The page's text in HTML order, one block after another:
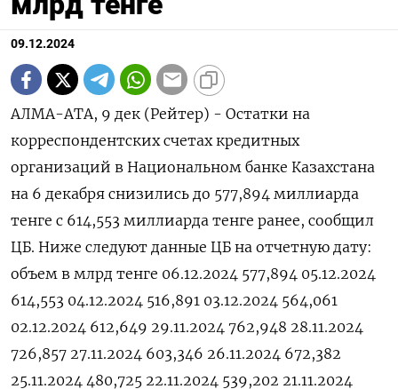
09.12.2024
АЛМА-АТА, 9 дек (Рейтер) - Остатки на
корреспондентских счетах кредитных
организаций в Национальном банке Казахстана
на 6 декабря снизились до 577,894 миллиарда
тенге с 614,553 миллиарда тенге ранее, сообщил
ЦБ. Ниже следуют данные ЦБ на отчетную дату:
объем в млрд тенге 06.12.2024 577,894 05.12.2024
614,553 04.12.2024 516,891 03.12.2024 564,061
02.12.2024 612,649 29.11.2024 762,948 28.11.2024
726,857 27.11.2024 603,346 26.11.2024 672,382
25.11.2024 480,725 22.11.2024 539,202 21.11.2024